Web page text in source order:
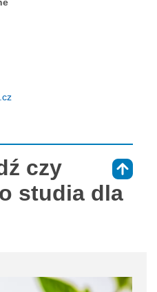
czy
studia dla